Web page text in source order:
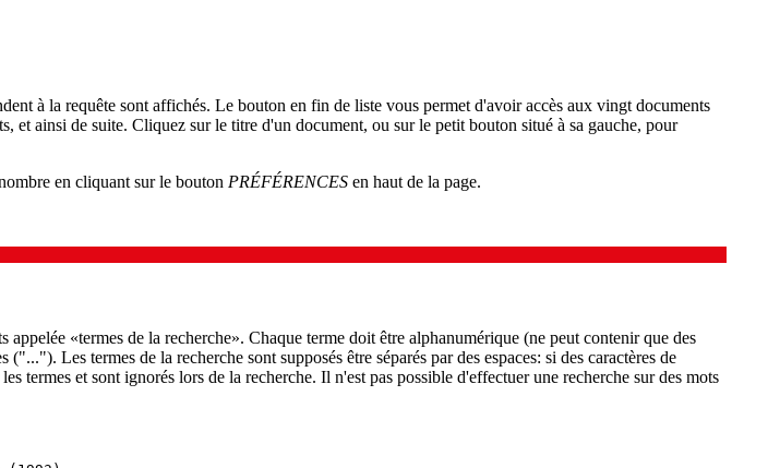
à la requête sont affichés. Le bouton en fin de liste vous permet d'avoir accès aux vingt documents
ainsi de suite. Cliquez sur le titre d'un document, ou sur le petit bouton situé à sa gauche, pour
en cliquant sur le bouton PRÉFÉRENCES en haut de la page.
«termes de la recherche». Chaque terme doit être alphanumérique (ne peut contenir que des
Les termes de la recherche sont supposés être séparés par des espaces: si des caractères de
termes et sont ignorés lors de la recherche. Il n'est pas possible d'effectuer une recherche sur des mots